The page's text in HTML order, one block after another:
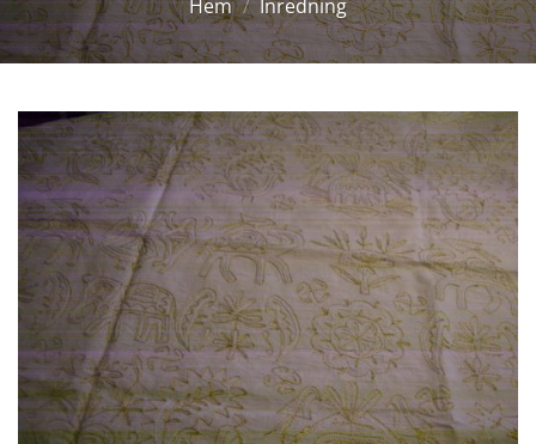
Hem / Inredning